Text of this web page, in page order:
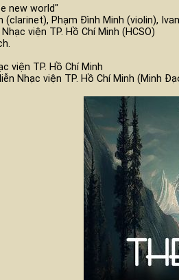
new world"
(clarinet), Phạm Đình Minh (violin),
TP. Hồ Chí Minh (HCSO)
viện TP. Hồ Chí Minh
Nhạc viện TP. Hồ Chí Minh (Minh